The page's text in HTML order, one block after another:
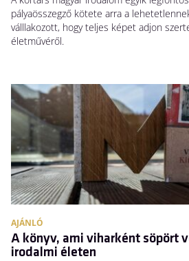
pályaösszegző kötete arra a
válllakozott, hogy teljes képet adjon
életművéről.
AJÁNLÓ
A könyv, ami viharként söpört
irodalmi életen